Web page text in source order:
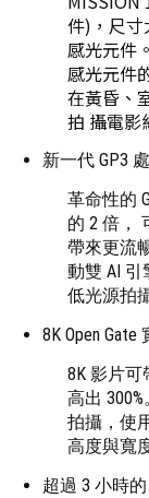
件)，尺寸
感光元件
感光元件
在黃昏、
拍 攝電影
新一代 GP3
革命性的
的 2 倍，
帶來更流
動雙 AI
低光源拍
8K Open
8K 影片
高出 300%
拍攝，使
高度與寬
超過 3 小時